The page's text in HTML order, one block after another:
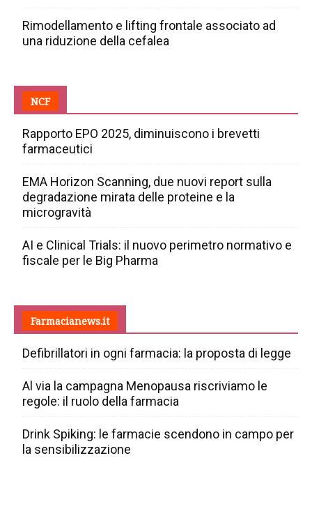
Rimodellamento e lifting frontale associato ad
una riduzione della cefalea
NCF
Rapporto EPO 2025, diminuiscono i brevetti
farmaceutici
EMA Horizon Scanning, due nuovi report sulla
degradazione mirata delle proteine e la
microgravità
AI e Clinical Trials: il nuovo perimetro normativo e
fiscale per le Big Pharma
Farmacianews.it
Defibrillatori in ogni farmacia: la proposta di legge
Al via la campagna Menopausa riscriviamo le
regole: il ruolo della farmacia
Drink Spiking: le farmacie scendono in campo per
la sensibilizzazione